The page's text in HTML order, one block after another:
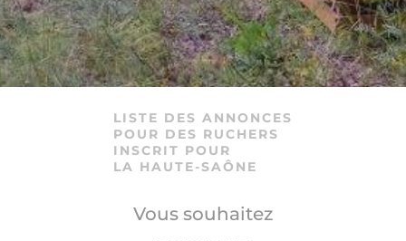
–
LISTE DES ANNONCES
POUR DES RUCHERS
INSCRIT POUR
LA HAUTE-SAÔNE
Vous souhaitez